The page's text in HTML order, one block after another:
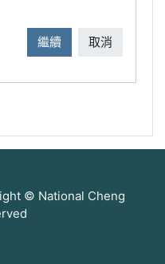
繼續 取消
© National Cheng